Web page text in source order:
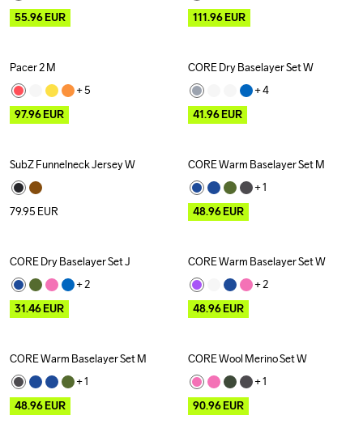
55.96EUR
111.96EUR
Outlet
Pacer 2 M
+ 5
97.96EUR
Outlet
CORE Dry Baselayer Set W
+ 4
41.96EUR
SubZ Funnelneck Jersey W
79.95 EUR
Outlet
CORE Warm Baselayer Set M
+ 1
48.96EUR
Outlet
CORE Dry Baselayer Set J
+ 2
31.46EUR
Outlet
CORE Warm Baselayer Set W
+ 2
48.96EUR
Outlet
CORE Warm Baselayer Set M
+ 1
48.96EUR
Outlet
CORE Wool Merino Set W
+ 1
90.96EUR